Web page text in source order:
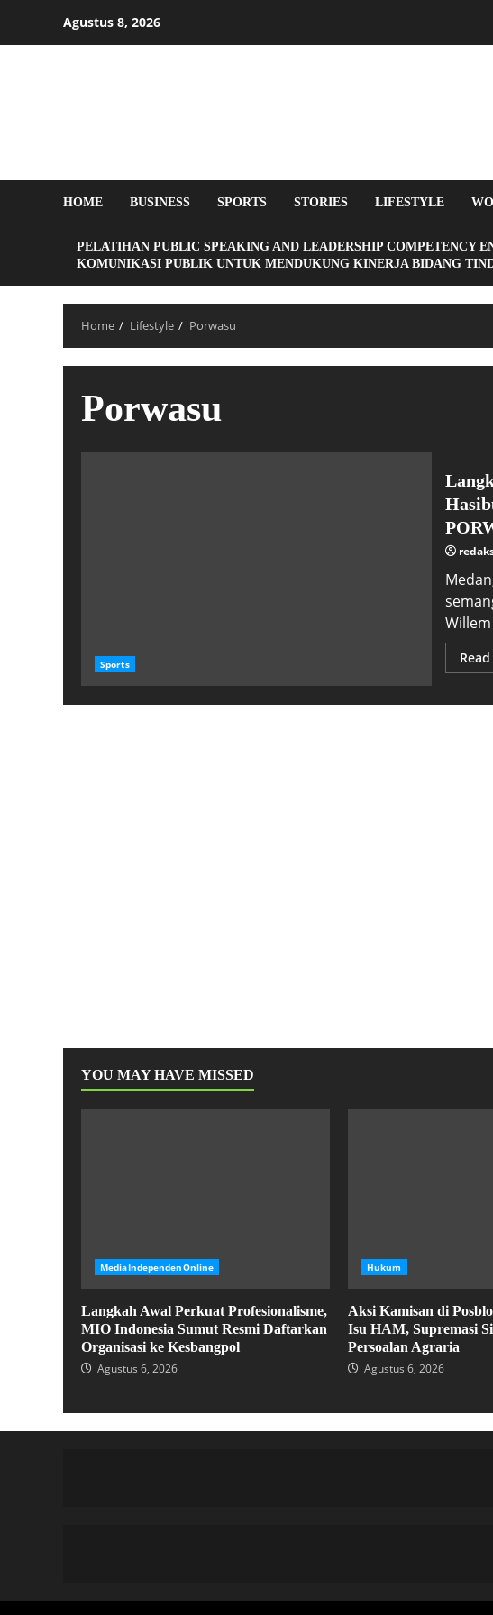
Agustus 8, 2026
HOME BUSINESS SPORTS STORIES LIFESTYLE
PELATIHAN PUBLIC SPEAKING AND LEADERSHIP COMPETENCY
KOMUNIKASI PUBLIK UNTUK MENDUKUNG KINERJA BIDANG
Home Lifestyle Porwasu
Porwasu
Sports
YOU MAY HAVE MISSED
MediaIndependenOnline
Langkah Awal Perkuat Profesionalisme,
MIO Indonesia Sumut Resmi Daftarkan
Organisasi ke Kesbangpol
Agustus 6, 2026
Hukum
Aksi Kamisan di
Isu HAM, Supremasi
Persoalan Agraria
Agustus 6, 2026